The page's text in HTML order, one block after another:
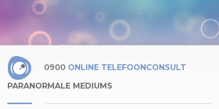
0900 ONLINE TELEFOONCONSULT
PARANORMALE MEDIUMS